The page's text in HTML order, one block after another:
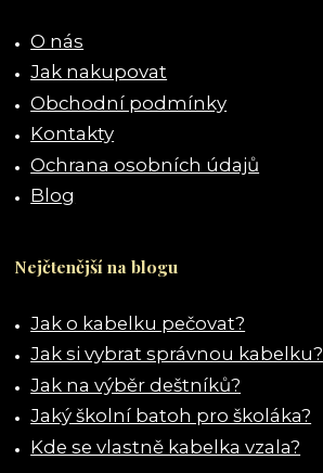
O nás
Jak nakupovat
Obchodní podmínky
Kontakty
Ochrana osobních údajů
Blog
Nejčtenější na blogu
Jak o kabelku pečovat?
Jak si vybrat správnou kabelku?
Jak na výběr deštníků?
Jaký školní batoh pro školáka?
Kde se vlastně kabelka vzala?